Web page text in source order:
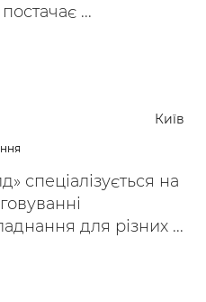
...
Київ
спеціалізується на
для різних ...